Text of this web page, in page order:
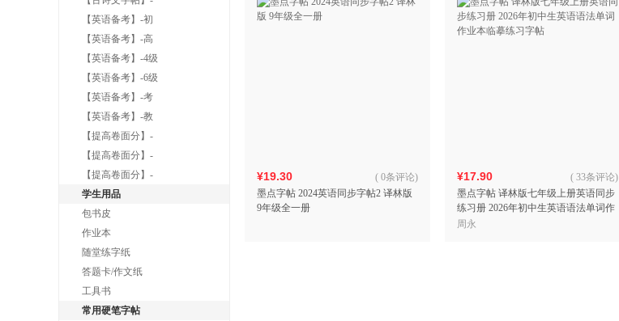
【英语备考】-初
【英语备考】-高
【英语备考】-4级
【英语备考】-6级
【英语备考】-考
【英语备考】-教
【提高卷面分】-
【提高卷面分】-
【提高卷面分】-
学生用品
包书皮
作业本
随堂练字纸
答题卡/作文纸
工具书
常用硬笔字帖
¥19.30
墨点字帖 2024英语同步字帖2 译林版
9年级全一册
( 0条评论) ¥17.90
墨点字帖 译林版七年级上册英语同步
练习册 2026年初中生英语语法单词作
业本临摹练习字帖
( 33条评论)
周永